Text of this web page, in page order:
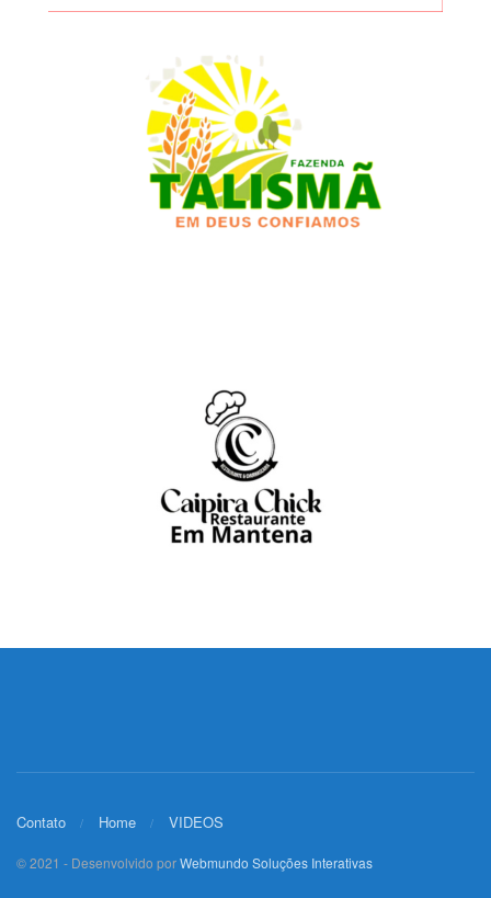
Contato Home VIDEOS
© 2021 - Desenvolvido porWebmundo Soluções Interativas